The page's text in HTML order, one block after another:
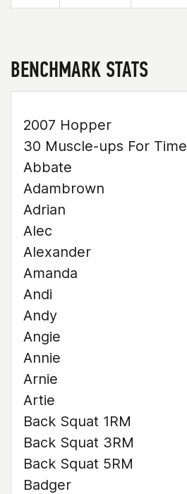
BENCHMARK STATS
2007 Hopper
30 Muscle-ups For Time
Abbate
Adambrown
Adrian
Alec
Alexander
Amanda
Andi
Andy
Angie
Annie
Arnie
Artie
Back Squat 1RM
Back Squat 3RM
Back Squat 5RM
Badger